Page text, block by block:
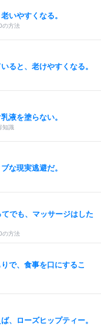
いやすくなる。
の方法
ると、老けやすくなる。
液を塗らない。
知識
な現実逃避だ。
でも、マッサージはした
の方法
で、食事を口にするこ
、ローズヒップティー。